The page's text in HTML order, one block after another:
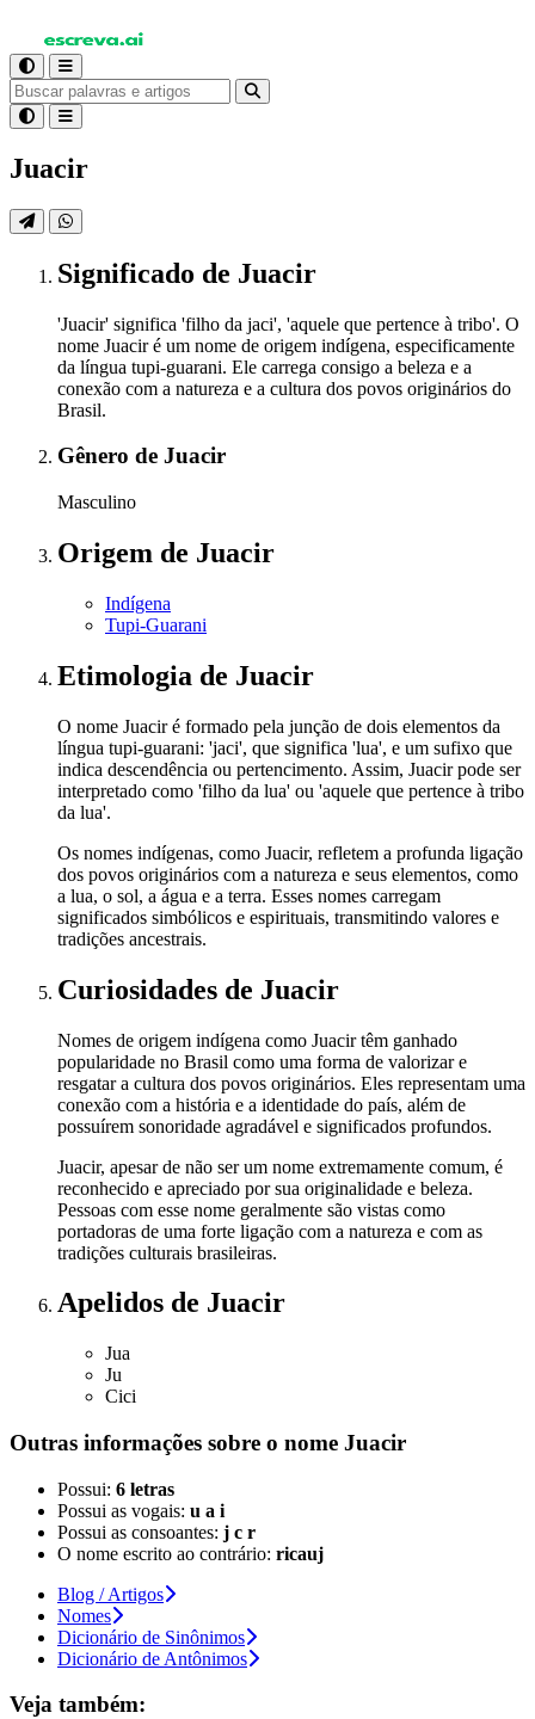
Juacir
Significado de Juacir
'Juacir' significa 'filho da jaci', 'aquele que pertence à tribo'. O
nome Juacir é um nome de origem indígena, especificamente
da língua tupi-guarani. Ele carrega consigo a beleza e a
conexão com a natureza e a cultura dos povos originários do
Brasil.
Gênero de Juacir
Masculino
Origem de Juacir
Indígena
Tupi-Guarani
Etimologia de Juacir
O nome Juacir é formado pela junção de dois elementos da
língua tupi-guarani: 'jaci', que significa 'lua', e um sufixo que
indica descendência ou pertencimento. Assim, Juacir pode ser
interpretado como 'filho da lua' ou 'aquele que pertence à tribo
da lua'.
Os nomes indígenas, como Juacir, refletem a profunda ligação
dos povos originários com a natureza e seus elementos, como
a lua, o sol, a água e a terra. Esses nomes carregam
significados simbólicos e espirituais, transmitindo valores e
tradições ancestrais.
Curiosidades de Juacir
Nomes de origem indígena como Juacir têm ganhado
popularidade no Brasil como uma forma de valorizar e
resgatar a cultura dos povos originários. Eles representam uma
conexão com a história e a identidade do país, além de
possuírem sonoridade agradável e significados profundos.
Juacir, apesar de não ser um nome extremamente comum, é
reconhecido e apreciado por sua originalidade e beleza.
Pessoas com esse nome geralmente são vistas como
portadoras de uma forte ligação com a natureza e com as
tradições culturais brasileiras.
Apelidos de Juacir
Jua
Ju
Cici
Outras informações sobre o nome Juacir
Possui: 6 letras
Possui as vogais: u a i
Possui as consoantes: j c r
O nome escrito ao contrário: ricauj
Blog / Artigos
Nomes
Dicionário de Sinônimos
Dicionário de Antônimos
Veja também: